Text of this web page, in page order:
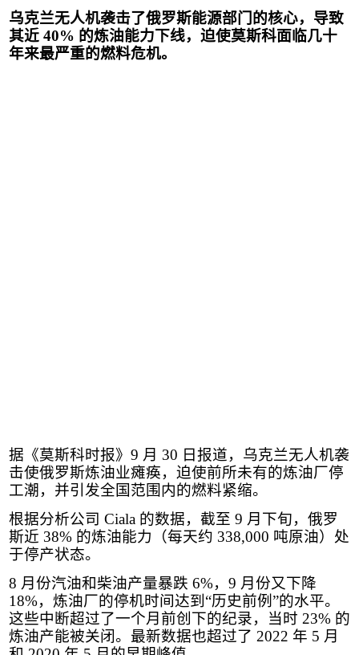
乌克兰无人机袭击了俄罗斯能源部门的核心，导致
其近40% 的炼油能力下线，迫使莫斯科面临几十
年来最严重的燃料危机。
据《莫斯科时报》 9 月 30 日报道，乌克兰无人机袭
击使俄罗斯炼油业瘫痪，迫使前所未有的炼油厂停
工潮，并引发全国范围内的燃料紧缩。
根据分析公司 Ciala 的数据，截至 9 月下旬，俄罗
斯近 38% 的炼油能力（每天约 338,000 吨原油）处
于停产状态。
8 月份汽油和柴油产量暴跌 6%， 9 月份又下降
18%，炼油厂的停机时间达到“历史前例”的水平。
这些中断超过了一个月前创下的纪录，当时 23% 的
炼油产能被关闭。最新数据也超过了 2022 年 5 月